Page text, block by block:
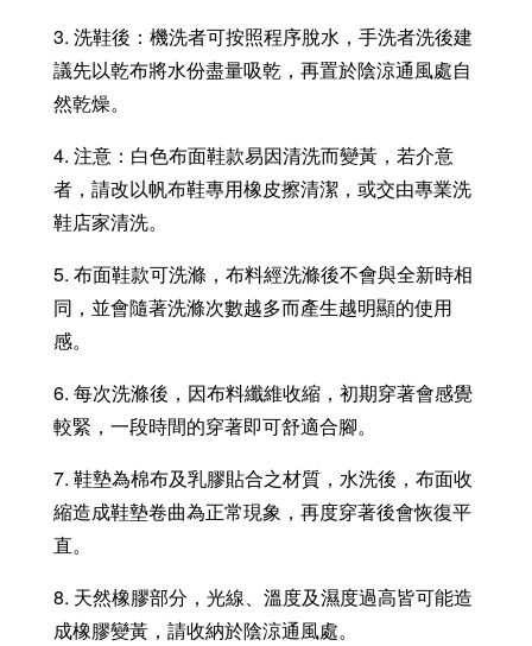
3. 洗鞋後：機洗者可按照程序脫水，手洗者洗後建
議先以乾布將水份盡量吸乾，再置於陰涼通風處自
然乾燥。
4. 注意：白色布面鞋款易因清洗而變黃，若介意
者，請改以帆布鞋專用橡皮擦清潔，或交由專業洗
鞋店家清洗。
5. 布面鞋款可洗滌，布料經洗滌後不會與全新時相
同，並會隨著洗滌次數越多而產生越明顯的使用
感。
6. 每次洗滌後，因布料纖維收縮，初期穿著會感覺
較緊，一段時間的穿著即可舒適合腳。
7. 鞋墊為棉布及乳膠貼合之材質，水洗後，布面收
縮造成鞋墊卷曲為正常現象，再度穿著後會恢復平
直。
8. 天然橡膠部分，光線、溫度及濕度過高皆可能造
成橡膠變黃，請收納於陰涼通風處。